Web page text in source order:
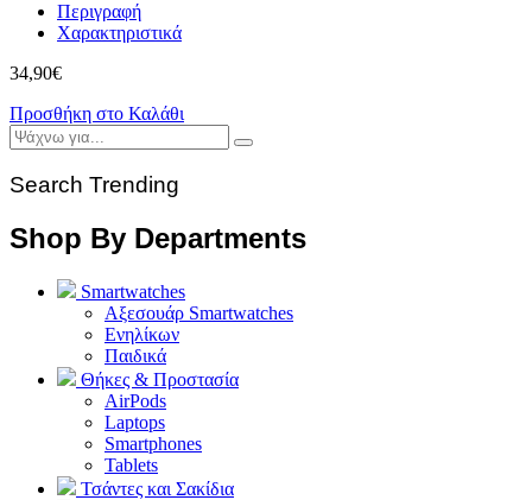
Περιγραφή
Χαρακτηριστικά
34,90€
Προσθήκη στο Καλάθι
Search Trending
Shop By Departments
Smartwatches
Αξεσουάρ Smartwatches
Ενηλίκων
Παιδικά
Θήκες & Προστασία
AirPods
Laptops
Smartphones
Tablets
Τσάντες και Σακίδια